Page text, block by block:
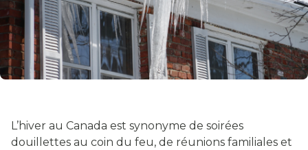
L’hiver au Canada est synonyme de soirées
douillettes au coin du feu, de réunions familiales et